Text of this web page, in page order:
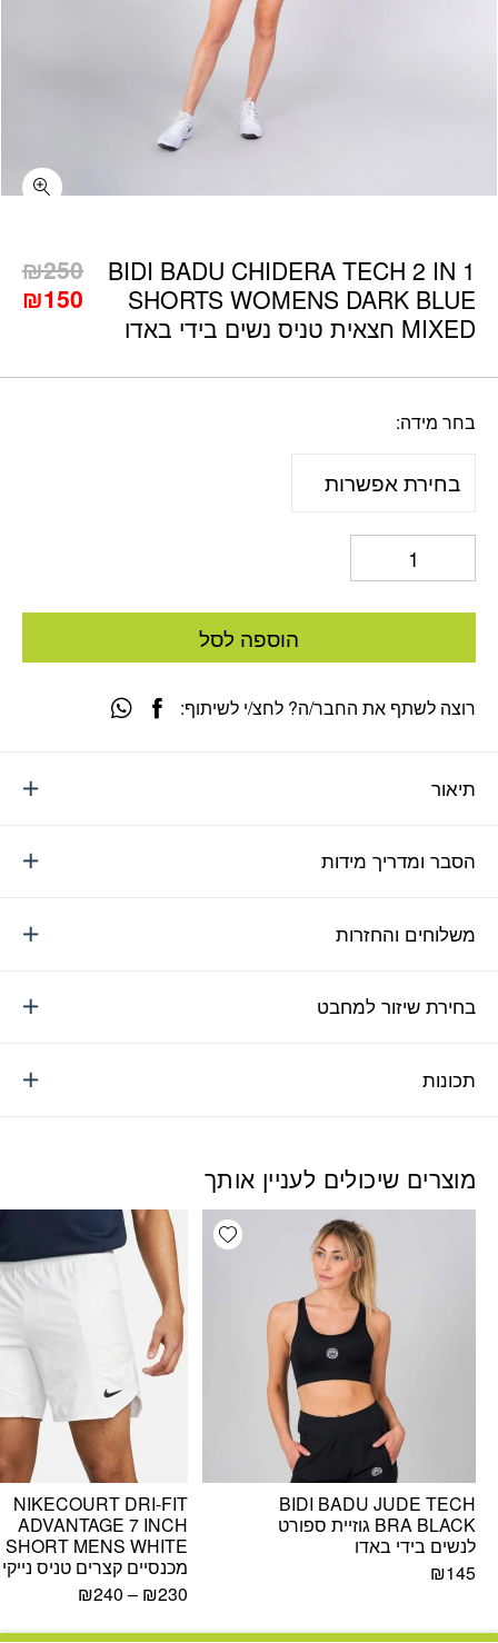
BIDI BADU CHIDERA TECH 2 IN 1
SHORTS WOMENS DARK BLUE
MIXED חצאית טניס נשים בידי באדו
₪250
המחיר
₪250.
₪150
בחר מידה
הוספה לסל
תיאור
הסבר ומדריך מידות
משלוחים והחזרות
בחירת שיזור למחבט
תכונות
רוצה לשתף את החבר/ה? לחצ/י לשיתוף:
מוצרים שיכולים לעניין אותך
Add wishlist
BIDI BADU JUDE TECH
BRA BLACK גוזיית ספורט
לנשים בידי באדו
₪145
NIKECOURT DRI-FIT
ADVANTAGE 7 INCH
SHORT MENS WHITE
מכנסיים קצרים טניס נייקי
₪230
–
₪240